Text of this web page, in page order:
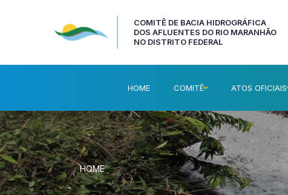
COMITÊ DE BACIA HIDROGRÁFICA
DOS AFLUENTES DO RIO MARANHÃO
NO DISTRITO FEDERAL
HOME COMITÊ ATOS OFICIAIS
HOME